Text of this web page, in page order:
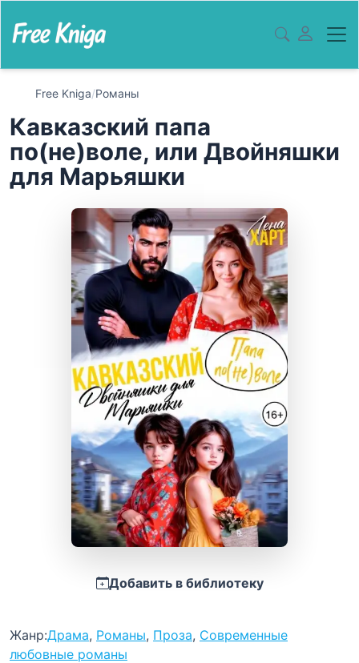
Free Kniga/Романы
Кавказский папа
по(не)воле, или Двойняшки
для Марьяшки
Добавить в библиотеку
Жанр:Драма, Романы, Проза, Современные
любовные романы